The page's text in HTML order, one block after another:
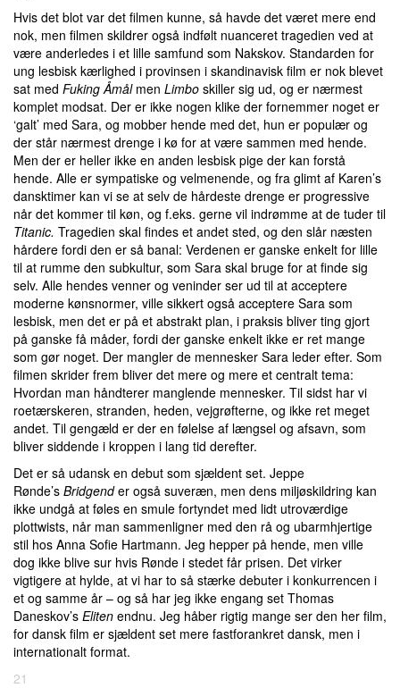
Hvis det blot var det filmen kunne, så havde det været mere end
nok, men filmen skildrer også indfølt nuanceret tragedien ved at
være anderledes i et lille samfund som Nakskov. Standarden for
ung lesbisk kærlighed i provinsen i skandinavisk film er nok blevet
sat med Fuking Åmål men Limbo skiller sig ud, og er nærmest
komplet modsat. Der er ikke nogen klike der fornemmer noget er
‘galt’ med Sara, og mobber hende med det, hun er populær og
der står nærmest drenge i kø for at være sammen med hende.
Men der er heller ikke en anden lesbisk pige der kan forstå
hende. Alle er sympatiske og velmenende, og fra glimt af Karen’s
dansktimer kan vi se at selv de hårdeste drenge er progressive
når det kommer til køn, og f.eks. gerne vil indrømme at de tuder til
Titanic. Tragedien skal findes et andet sted, og den slår næsten
hårdere fordi den er så banal: Verdenen er ganske enkelt for lille
til at rumme den subkultur, som Sara skal bruge for at finde sig
selv. Alle hendes venner og veninder ser ud til at acceptere
moderne kønsnormer, ville sikkert også acceptere Sara som
lesbisk, men det er på et abstrakt plan, i praksis bliver ting gjort
på ganske få måder, fordi der ganske enkelt ikke er ret mange
som gør noget. Der mangler de mennesker Sara leder efter. Som
filmen skrider frem bliver det mere og mere et centralt tema:
Hvordan man håndterer manglende mennesker. Til sidst har vi
roetærskeren, stranden, heden, vejgrøfterne, og ikke ret meget
andet. Til gengæld er der en følelse af længsel og afsavn, som
bliver siddende i kroppen i lang tid derefter.
Det er så udansk en debut som sjældent set. Jeppe
Rønde’s Bridgender også suveræn, men dens miljøskildring kan
ikke undgå at føles en smule fortyndet med lidt utroværdige
plottwists, når man sammenligner med den rå og ubarmhjertige
stil hos Anna Sofie Hartmann. Jeg hepper på hende, men ville
dog ikke blive sur hvis Rønde i stedet får prisen. Det virker
vigtigere at hylde, at vi har to så stærke debuter i konkurrencen i
et og samme år – og så har jeg ikke engang set Thomas
Daneskov’s Eliten endnu. Jeg håber rigtig mange ser den her film,
for dansk film er sjældent set mere fastforankret dansk, men i
internationalt format.
21